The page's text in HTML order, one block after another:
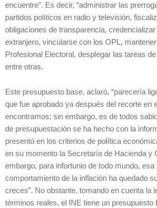
encuentre”. Es decir, “administrar las
partidos políticos en radio y televisión,
obligaciones de transparencia,
extranjero, vincularse con los OPL,
Profesional Electoral, desplegar las tareas
entre otras.
Este presupuesto base, aclaró, “parecería
que fue aprobado ya después del recorte en
encontramos; sin embargo, es de todos
de presupuestación se ha hecho con la
presentó en los criterios de política
en su momento la Secretaría de Hacienda y
embargo, para infortunio de todo mundo, esa
comportamiento de la inflación ha quedado
creces”. No obstante, tomando en cuenta la
términos reales, el INE tiene un presupuesto